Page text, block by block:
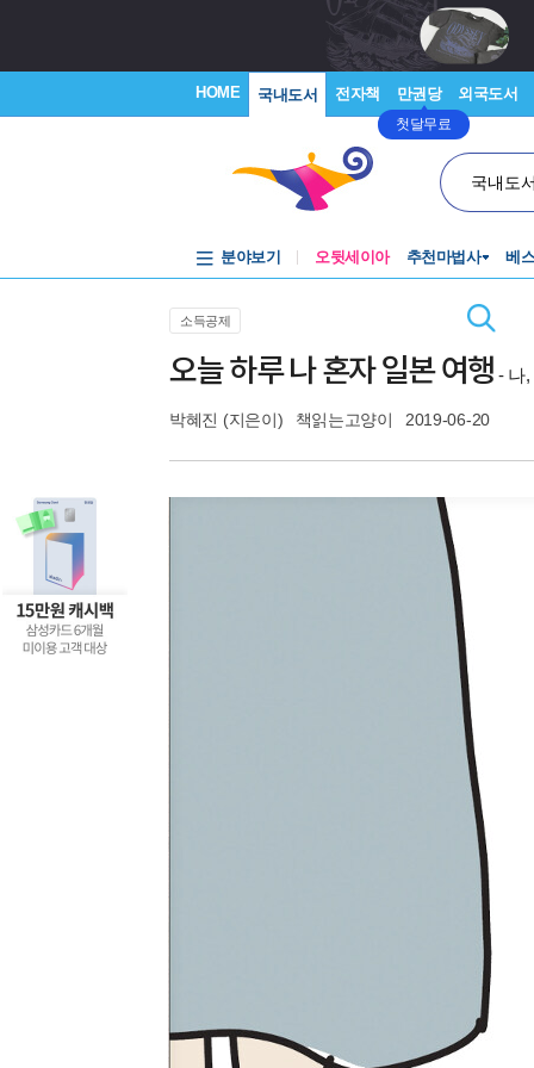
HOME 국내도서 전자책 만권당
첫달무료
외국도서
국내도
분야보기 오뒷세이아 추천마법사 베
소득공제
오늘 하루 나 혼자 일본 여행 - 나
박혜진 (지은이) 책읽는고양이 2019-06-20